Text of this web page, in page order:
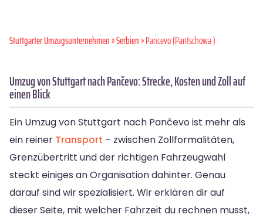
Stuttgarter Umzugsunternehmen»Serbien» Pancevo (Pantschowa )
Umzug von Stuttgart nach Pančevo: Strecke, Kosten und Zoll auf
einen Blick
Ein Umzug von Stuttgart nach Pančevo ist mehr als
ein reiner Transport – zwischen Zollformalitäten,
Grenzübertritt und der richtigen Fahrzeugwahl
steckt einiges an Organisation dahinter. Genau
darauf sind wir spezialisiert. Wir erklären dir auf
dieser Seite, mit welcher Fahrzeit du rechnen musst,